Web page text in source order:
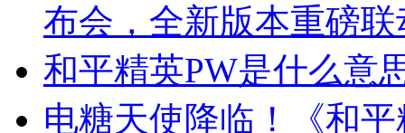
布会，全新版本重磅
和平精英PW是什么意
电糖天使降临！《和